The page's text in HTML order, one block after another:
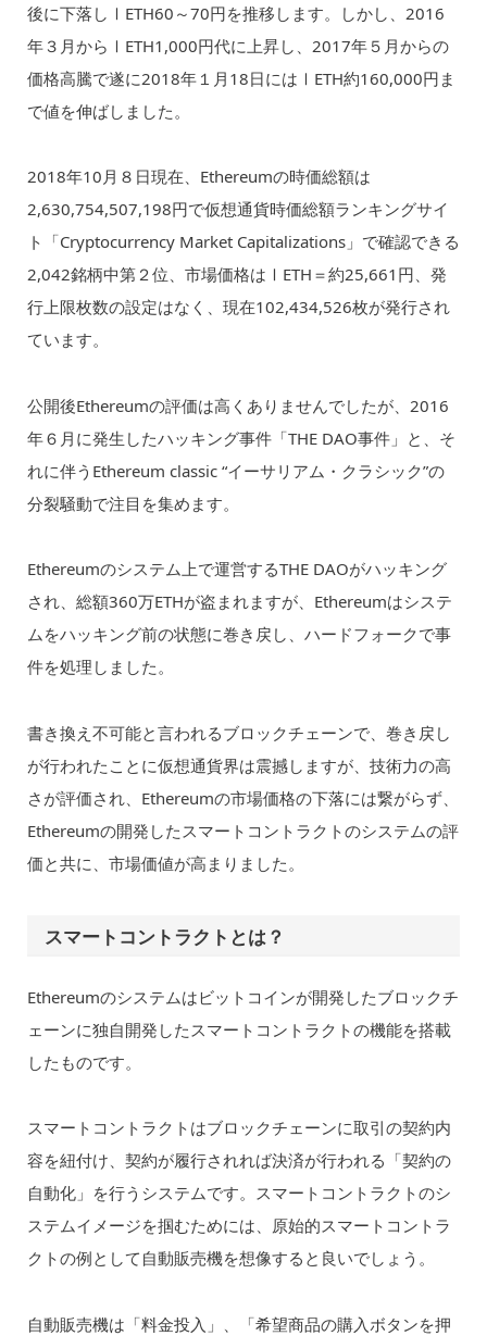
後に下落しⅠETH60～70円を推移します。しかし、2016
年３月からⅠETH1,000円代に上昇し、2017年５月からの
価格高騰で遂に2018年１月18日にはⅠETH約160,000円ま
で値を伸ばしました。
2018年10月８日現在、Ethereumの時価総額は
2,630,754,507,198円で仮想通貨時価総額ランキングサイ
ト「Cryptocurrency Market Capitalizations」で確認できる
2,042銘柄中第２位、市場価格はⅠETH＝約25,661円、発
行上限枚数の設定はなく、現在102,434,526枚が発行され
ています。
公開後Ethereumの評価は高くありませんでしたが、2016
年６月に発生したハッキング事件「THE DAO事件」と、そ
れに伴うEthereum classic “イーサリアム・クラシック”の
分裂騒動で注目を集めます。
Ethereumのシステム上で運営するTHE DAOがハッキング
され、総額360万ETHが盗まれますが、Ethereumはシステ
ムをハッキング前の状態に巻き戻し、ハードフォークで事
件を処理しました。
書き換え不可能と言われるブロックチェーンで、巻き戻し
が行われたことに仮想通貨界は震撼しますが、技術力の高
さが評価され、Ethereumの市場価格の下落には繋がらず、
Ethereumの開発したスマートコントラクトのシステムの評
価と共に、市場価値が高まりました。
スマートコントラクトとは？
Ethereumのシステムはビットコインが開発したブロックチ
ェーンに独自開発したスマートコントラクトの機能を搭載
したものです。
スマートコントラクトはブロックチェーンに取引の契約内
容を紐付け、契約が履行されれば決済が行われる「契約の
自動化」を行うシステムです。スマートコントラクトのシ
ステムイメージを掴むためには、原始的スマートコントラ
クトの例として自動販売機を想像すると良いでしょう。
自動販売機は「料金投入」、「希望商品の購入ボタンを押